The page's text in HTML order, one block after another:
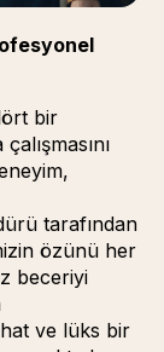
bir
tarafından
sekmede veya
new window)
özünü her
beceriyi
ve lüks bir